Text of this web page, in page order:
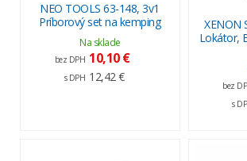
NEO TOOLS 63-148, 3v1
Príborový set na kemping
Na sklade
bez DPH 10,10 €
s DPH 12,42 €
XENON
Lokátor,
bez
s